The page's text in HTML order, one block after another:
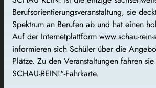
Berufsorientierungsveranstaltung, sie
Spektrum an Berufen ab und hat einen
Auf der Internetplattform www.schau-rein-
informieren sich Schüler über die
Plätze. Zu den Veranstaltungen fahren
SCHAU-REIN!"-Fahrkarte.